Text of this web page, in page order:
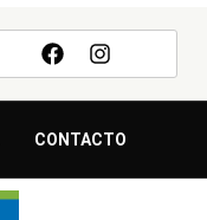
CONTACTO